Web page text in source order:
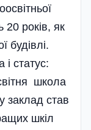
років, як
будівлі.
і статус:
школа
заклад став
шкіл